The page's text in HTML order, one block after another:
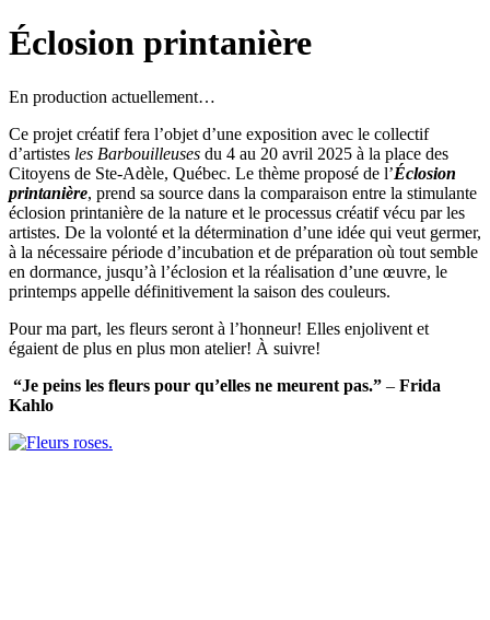
Éclosion printanière
En production actuellement…
Ce projet créatif fera l’objet d’une exposition avec le collectif
d’artistes les Barbouilleuses du 4 au 20 avril 2025 à la place des
Citoyens de Ste-Adèle, Québec. Le thème proposé de l’Éclosion
printanière, prend sa source dans la comparaison entre la stimulante
éclosion printanière de la nature et le processus créatif vécu par les
artistes. De la volonté et la détermination d’une idée qui veut germer,
à la nécessaire période d’incubation et de préparation où tout semble
en dormance, jusqu’à l’éclosion et la réalisation d’une œuvre, le
printemps appelle définitivement la saison des couleurs.
Pour ma part, les fleurs seront à l’honneur! Elles enjolivent et
égaient de plus en plus mon atelier! À suivre!
“Je peins les fleurs pour qu’elles ne meurent pas.” – Frida
Kahlo